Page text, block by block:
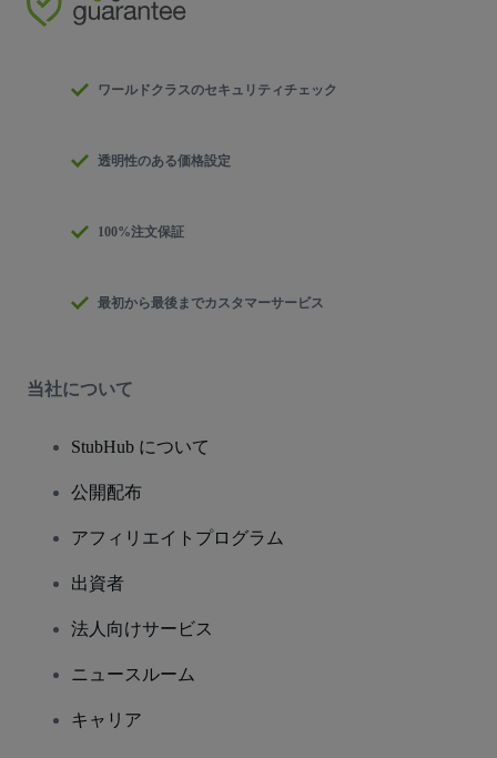
ワールドクラスのセキュリティチェック
透明性のある価格設定
100%注文保証
最初から最後までカスタマーサービス
当社について
StubHub について
公開配布
アフィリエイトプログラム
出資者
法人向けサービス
ニュースルーム
キャリア